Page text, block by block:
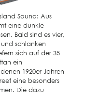
Sound: Aus
eine dunkle
Bald sind es vier,
schlanken
sich auf der 35
ein
1920er Jahren
eine besonders
Die dazu